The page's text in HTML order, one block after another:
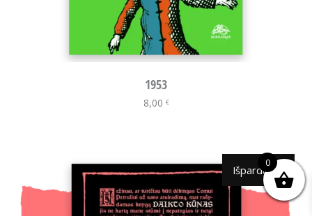
1953
8,00 €
Išparduota
0